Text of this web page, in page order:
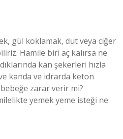
gül koklamak, dut veya ciğer
Hamile biri aç kalırsa ne
kan şekerleri hızla
kanda ve idrarda keton
zarar verir mi?
yemek yeme isteği ne